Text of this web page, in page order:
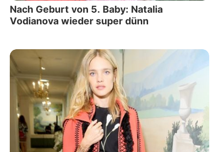
Nach Geburt von 5. Baby: Natalia
Vodianova wieder super dünn